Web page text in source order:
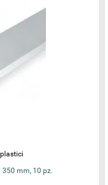
350 mm, 10 pz.